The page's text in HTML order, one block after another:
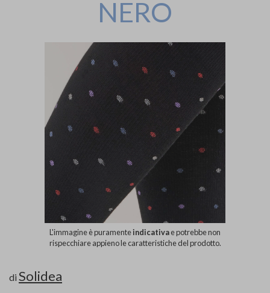
NERO
L'immagine è puramenteindicativae potrebbe non
rispecchiare appieno le caratteristiche del prodotto.
di Solidea